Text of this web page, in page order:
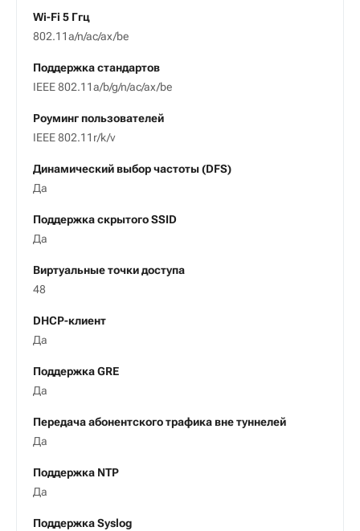
Wi-Fi 5 Ггц
802.11a/n/ac/ax/be
Поддержка стандартов
IEEE 802.11a/b/g/n/ac/ax/be
Роуминг пользователей
IEEE 802.11r/k/v
Динамический выбор частоты (DFS)
Да
Поддержка скрытого SSID
Да
Виртуальные точки доступа
48
DHCP-клиент
Да
Поддержка GRE
Да
Передача абонентского трафика вне туннелей
Да
Поддержка NTP
Да
Поддержка Syslog